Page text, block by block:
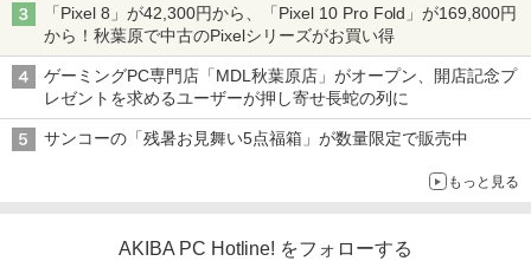
「Pixel 8」が42,300円から、「Pixel 10 Pro Fold」が169,800円
から！秋葉原で中古のPixelシリーズがお買い得
ゲーミングPC専門店「MDL秋葉原店」がオープン、開店記念プ
レゼントを求めるユーザーが押し寄せ長蛇の列に
サンコーの「残暑お見舞い5点福箱」が数量限定で販売中
もっと見る
AKIBA PC Hotline! をフォローする